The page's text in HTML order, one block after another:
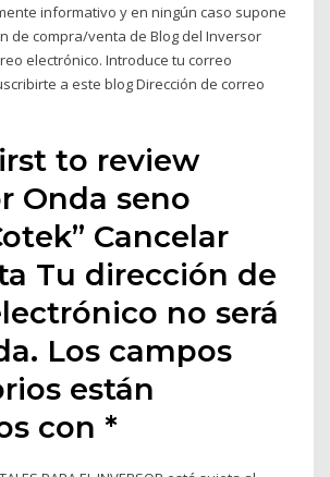
informativo y en ningún caso supone
de compra/venta de Blog del Inversor
electrónico. Introduce tu correo
a este blog Dirección de correo
to review
Onda seno
Cancelar
Tu dirección de
no será
Los campos
están
con *